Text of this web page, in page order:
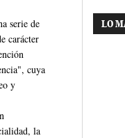
serie de
carácter
cuya
y
la
LO